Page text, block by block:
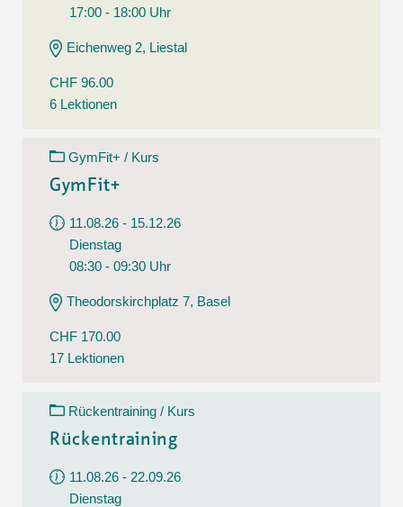
17:00 - 18:00 Uhr
Eichenweg 2, Liestal
CHF 96.00
6 Lektionen
GymFit+ / Kurs
GymFit+
11.08.26 - 15.12.26
Dienstag
08:30 - 09:30 Uhr
Theodorskirchplatz 7, Basel
CHF 170.00
17 Lektionen
Rückentraining / Kurs
Rückentraining
11.08.26 - 22.09.26
Dienstag